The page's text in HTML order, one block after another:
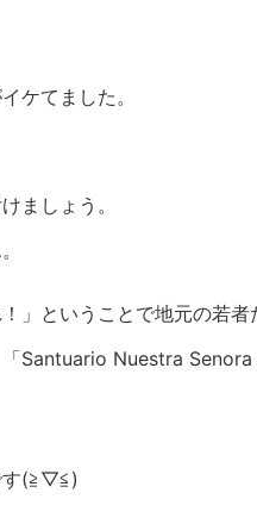
ケてました。
ましょう。
」ということで地元の若者
Santuario Nuestra
す(≧▽≦)